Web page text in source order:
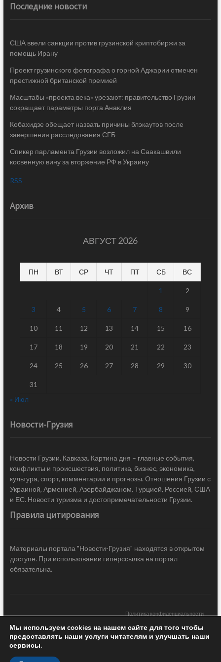
Последние новости
США ввели санкции против грузинской криптобиржи за
помощь Ирану
Проект грузинского фотографа о горной Аджарии отмечен
престижной британской премией
Масштабы «проекта века» урезают: правительство Грузии
сокращает параметры порта Анаклия
Кобахидзе обещает назвать причины блэкаутов после
завершения расследования СГБ
Спикер парламента Грузии возложил на Саакашвили
косвенную вину за вторжение РФ в Украину
RSS
Архив
АВГУСТ 2026
ПН ВТ СР ЧТ ПТ СБ ВС
1 2
3 4 5 6 7 8 9
10 11 12 13 14 15 16
17 18 19 20 21 22 23
24 25 26 27 28 29 30
31
« Июл
Новости-Грузия
Новости Грузии, Кавказа. Картина дня – главные события,
конфликты и происшествия, политика, бизнес, экономика,
культура, спорт, комментарии и прогнозы. Отношения Грузии с
Украиной, Арменией, Азербайджаном, Турцией, Россией, США
и ЕС. Новости туризма и достопримечательности Грузии.
Правила цитирования
Материалы портала "Новости-Грузия" находятся в открытом
доступе. При использовании гиперссылка на портал
обязательна.
Политика конфиденциальности
Новости Грузии
| Black Sea Press LTD © 2020 All Rights Reserved /
Design & development —
Мы используем cookies на нашем сайте для того чтобы
предоставлять наши услуги читателям и улучшать наши
сервисы.